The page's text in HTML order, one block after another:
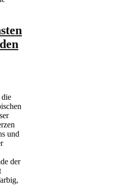
und
der